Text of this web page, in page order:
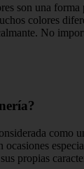
son una forma
colores
No
como
propias